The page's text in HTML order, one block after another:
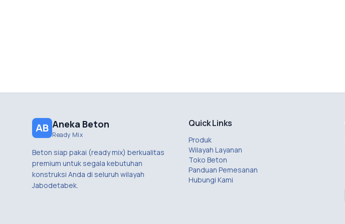
AB Aneka Beton
Ready Mix
Beton siap pakai (ready mix) berkualitas
premium untuk segala kebutuhan
konstruksi Anda di seluruh wilayah
Jabodetabek.
Quick Links
Produk
Wilayah Layanan
Toko Beton
Panduan Pemesanan
Hubungi Kami